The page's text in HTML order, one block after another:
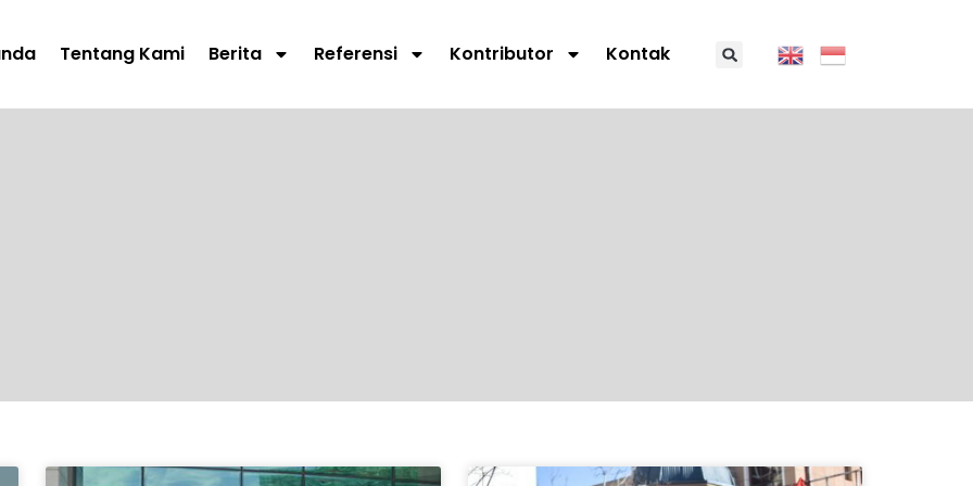
Tentang Kami Berita Referensi Kontributor Kontak